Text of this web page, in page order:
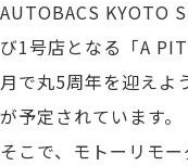
AUTOBACS KYOTO
び1号店となる「A
月で丸5周年を迎えよ
が予定されています。
そこで、モトーリモ